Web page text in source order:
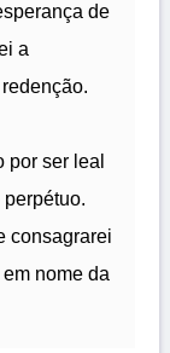
de
a
ser leal
consagrarei
nome da